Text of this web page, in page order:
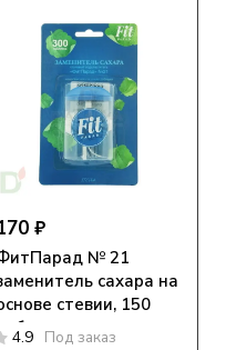
₽
№ 21
сахара на
стевии, 150
таблеток
4.9 Под заказ